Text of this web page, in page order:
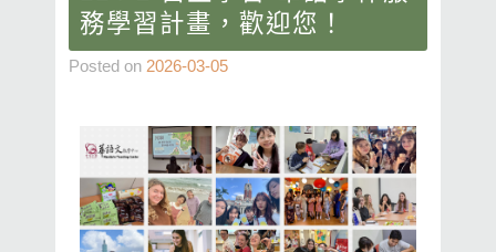
務學習計畫，歡迎您！
Posted on 2026-03-05